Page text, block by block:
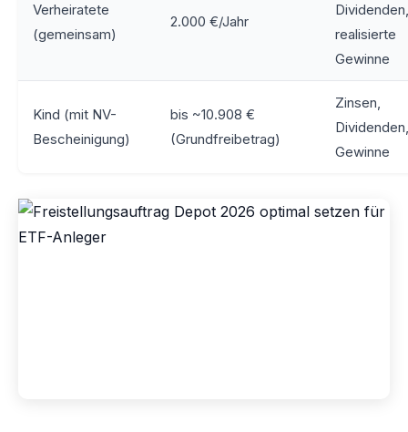
Verheiratete
(gemeinsam)
2.000 €/Jahr
Dividenden,
realisierte
Gewinne
Kind (mit NV-
Bescheinigung)
bis ~10.908 €
(Grundfreibetrag)
Zinsen,
Dividenden,
Gewinne